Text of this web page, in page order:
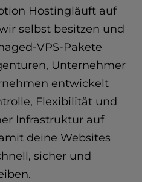
Hostingläuft auf
selbst besitzen und
VPS-Pakete
Unternehmer
entwickelt
Flexibilität und
Infrastruktur auf
deine Websites
sicher und